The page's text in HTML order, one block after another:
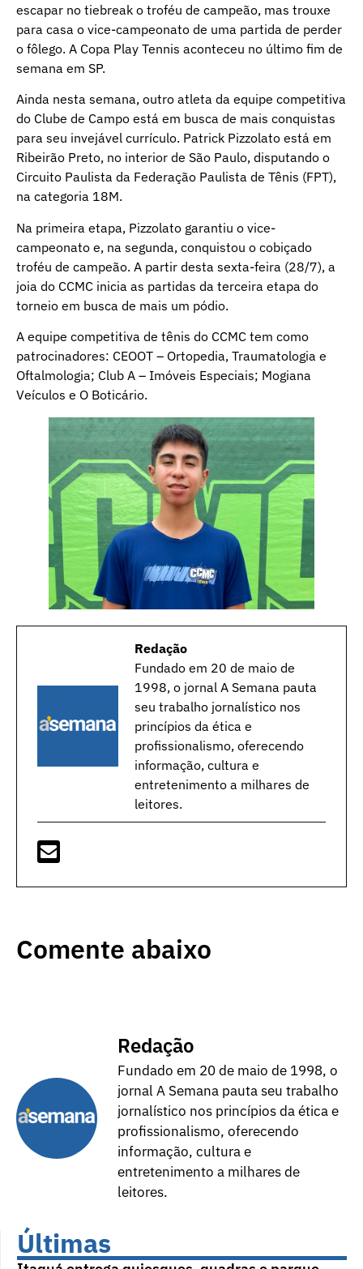
escapar no tiebreak o troféu de campeão, mas trouxe
para casa o vice-campeonato de uma partida de perder
o fôlego. A Copa Play Tennis aconteceu no último fim de
semana em SP.
Ainda nesta semana, outro atleta da equipe competitiva
do Clube de Campo está em busca de mais conquistas
para seu invejável currículo. Patrick Pizzolato está em
Ribeirão Preto, no interior de São Paulo, disputando o
Circuito Paulista da Federação Paulista de Tênis (FPT),
na categoria 18M.
Na primeira etapa, Pizzolato garantiu o vice-
campeonato e, na segunda, conquistou o cobiçado
troféu de campeão. A partir desta sexta-feira (28/7), a
joia do CCMC inicia as partidas da terceira etapa do
torneio em busca de mais um pódio.
A equipe competitiva de tênis do CCMC tem como
patrocinadores: CEOOT – Ortopedia, Traumatologia e
Oftalmologia; Club A – Imóveis Especiais; Mogiana
Veículos e O Boticário.
Redação
Fundado em 20 de maio de
1998, o jornal A Semana pauta
seu trabalho jornalístico nos
princípios da ética e
profissionalismo, oferecendo
informação, cultura e
entretenimento a milhares de
leitores.
Comente abaixo
Redação
Fundado em 20 de maio de 1998, o
jornal A Semana pauta seu trabalho
jornalístico nos princípios da ética e
profissionalismo, oferecendo
informação, cultura e
entretenimento a milhares de
leitores.
Últimas